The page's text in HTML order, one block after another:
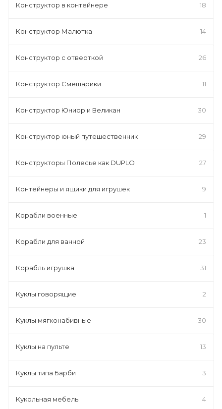
Конструктор в контейнере 18
Конструктор Малютка 14
Конструктор с отверткой 26
Конструктор Смешарики 11
Конструктор Юниор и Великан 30
Конструктор юный путешественник 29
Конструкторы Полесье как DUPLO 27
Контейнеры и ящики для игрушек 9
Корабли военные 1
Корабли для ванной 23
Корабль игрушка 31
Куклы говорящие 2
Куклы мягконабивные 30
Куклы на пульте 13
Куклы типа Барби 3
Кукольная мебель 4